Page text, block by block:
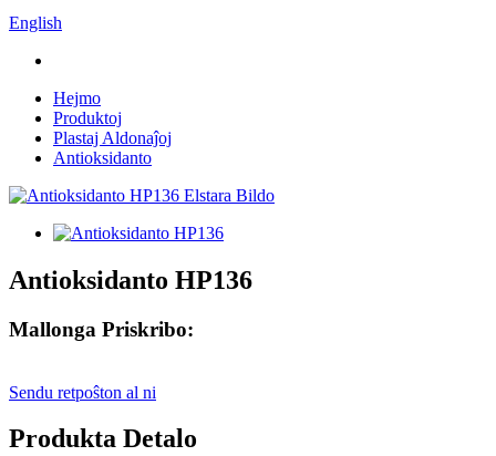
English
Hejmo
Produktoj
Plastaj Aldonaĵoj
Antioksidanto
Antioksidanto HP136
Mallonga Priskribo:
Sendu retpoŝton al ni
Produkta Detalo